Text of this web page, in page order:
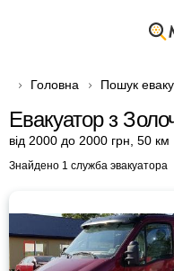
Головна Пошук
Евакуатор з
від 2000 до 2000 грн 50 км
Знайдено 1 служба эвакуатора